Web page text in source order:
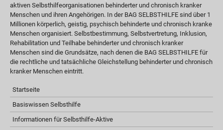
aktiven Selbsthilfeorganisationen behinderter und chronisch kranker
Menschen und ihren Angehörigen. In der BAG SELBSTHILFE sind über 1
Millionen körperlich, geistig, psychisch behinderte und chronisch kranke
Menschen organisiert. Selbstbestimmung, Selbstvertretung, Inklusion,
Rehabilitation und Teilhabe behinderter und chronisch kranker
Menschen sind die Grundsätze, nach denen die BAG SELBSTHILFE für
die rechtliche und tatsächliche Gleichstellung behinderter und chronisch
kranker Menschen eintritt.
Startseite
Basiswissen Selbsthilfe
Informationen für Selbsthilfe-Aktive